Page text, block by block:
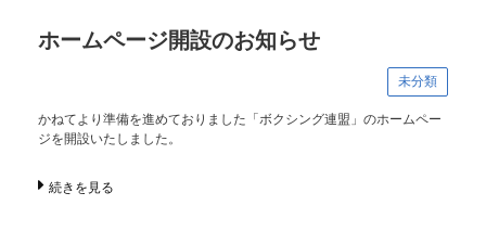
ホームページ開設のお知らせ
未分類
かねてより準備を進めておりました「ボクシング連盟」のホームペー
ジを開設いたしました。
続きを見る